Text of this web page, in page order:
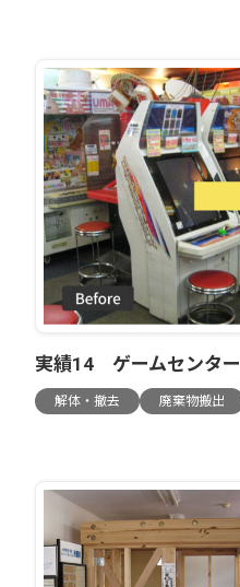
実績14 ゲームセンター
解体・撤去 廃棄物搬出